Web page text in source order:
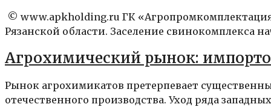
© www.apkholding.ru ГК
Рязанской области. Заселение свинокомплекса
Агрохимический рынок:
Рынок агрохимикатов претерпевает
отечественного производства. Уход ряда